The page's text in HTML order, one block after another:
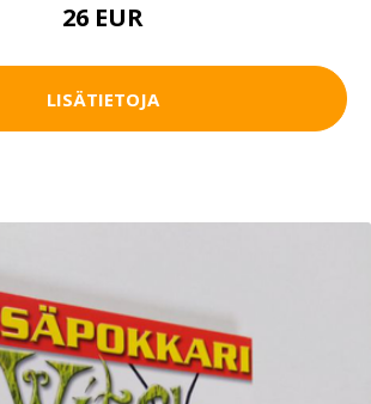
26 EUR
LISÄTIETOJA